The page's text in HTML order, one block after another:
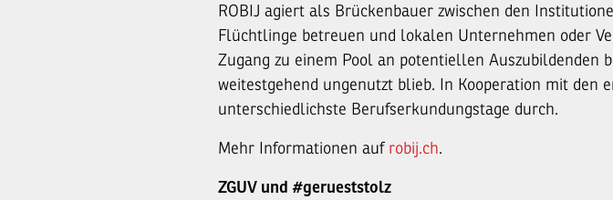
ROBIJ agiert als Brückenbauer zwischen den
Flüchtlinge betreuen und lokalen Unternehmen oder
Zugang zu einem Pool an potentiellen Auszubildenden
weitestgehend ungenutzt blieb. In Kooperation mit den
unterschiedlichste Berufserkundungstage durch.
Mehr Informationen auf robij.ch.
ZGUV und #gerueststolz